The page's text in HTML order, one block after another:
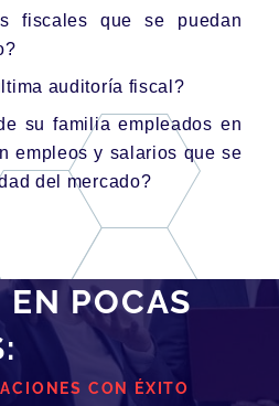
fiscales que se puedan
auditoría fiscal?
su familia empleados en
empleos y salarios que se
del mercado?
EN POCAS
CON ÉXITO